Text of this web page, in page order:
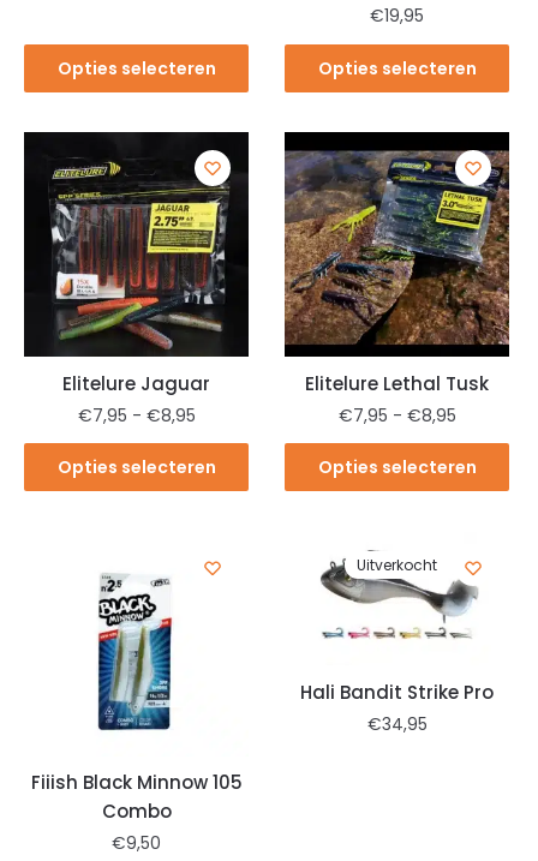
Opties selecteren
€19,95
Opties selecteren
Elitelure Jaguar
€7,95 - €8,95
Opties selecteren
Elitelure Lethal Tusk
€7,95 - €8,95
Opties selecteren
Fiiish Black Minnow 105
Combo
€9,50
Uitverkocht
Hali Bandit Strike Pro
€34,95